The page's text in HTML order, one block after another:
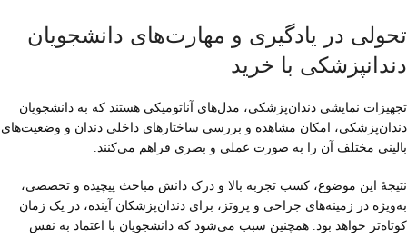
تحولی در یادگیری و مهارت‌های دانشجویان
دندانپزشکی با خرید
تجهیزات نمایشی دندان‌پزشکی، مدل‌های آناتومیکی هستند که به دانشجویان
دندان‌پزشکی، امکان مشاهده و بررسی ساختارهای داخلی دندان و وضعیت‌های
بالینی مختلف آن را به صورت عملی و بصری فراهم می‌کنند.
نتیجۀ این موضوع، کسب تجربه بالا و درک دانش مباحث پیچیده و تخصصی،
به‌ویژه در زمینه‌های جراحی و پروتز، برای دندان‌پزشکان آینده، در یک زمان
کوتاه‌تر خواهد بود. همچنین سبب می‌شود که دانشجویان با اعتماد به نفس